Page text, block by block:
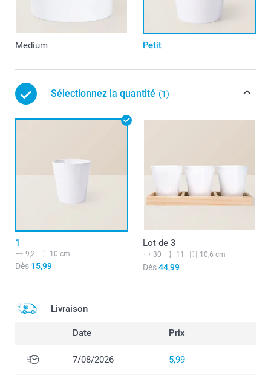
Medium Petit
Sélectionnez la quantité (1)
1
9,2 10 cm
Dès 15,99
Lot de 3
30 11 10,6 cm
Dès44,99
Livraison
Date Prix
7/08/2026 5,99